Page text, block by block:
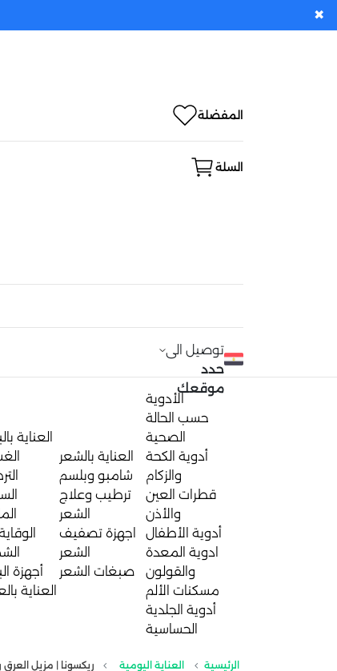
المفضلة
السلة
توصيل الى
حدد
موقعك
الأدوية
حسب الحالة
الصحية
أدوية الكحة
والزكام
قطرات العين
والأذن
أدوية الأطفال
ادوية المعدة
والقولون
مسكنات الألم
أدوية الجلدية
الحساسية
العناية بالشعر
شامبو وبلسم
ترطيب وعلاج
الشعر
اجهزة تصفيف
الشعر
صبغات الشعر
العناية
أجهزة
العناية
الرئيسية العناية اليومية ريكسونا | مزيل العرق رول
✖